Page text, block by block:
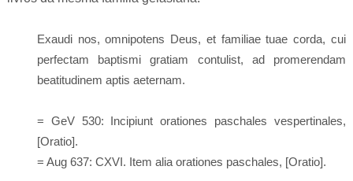
Exaudi nos, omnipotens Deus, et familiae tuae corda, cui
perfectam baptismi gratiam contulist, ad promerendam
beatitudinem aptis aeternam.
= GeV 530: Incipiunt orationes paschales vespertinales,
[Oratio].
= Aug 637: CXVI. Item alia orationes paschales, [Oratio].